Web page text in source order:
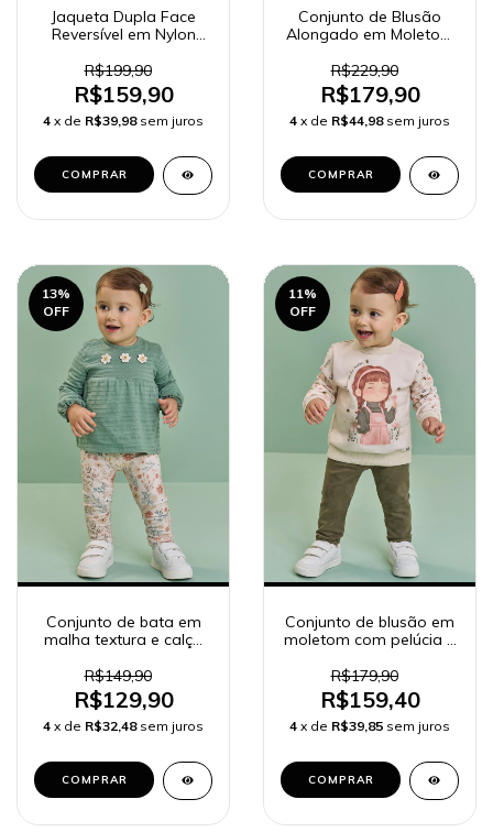
Jaqueta Dupla Face
Reversível em Nylon
Pêlo Carneirinho 90888
Kukiê Bebê Menina
R$199,90
R$159,90
4 x de R$39,98 sem juros
COMPRAR
Conjunto de Blusão
Alongado em Moletom
Legging em Molecotton
89897 Kukiê Infantil
Menina
R$229,90
R$179,90
4 x de R$44,98 sem juros
COMPRAR
13%
OFF
Conjunto de bata em
malha textura e calça
90312
R$149,90
R$129,90
4 x de R$32,48 sem juros
COMPRAR
11%
OFF
Conjunto de blusão em
moletom com pelúcia e
suede 90292
R$179,90
R$159,40
4 x de R$39,85 sem juros
COMPRAR